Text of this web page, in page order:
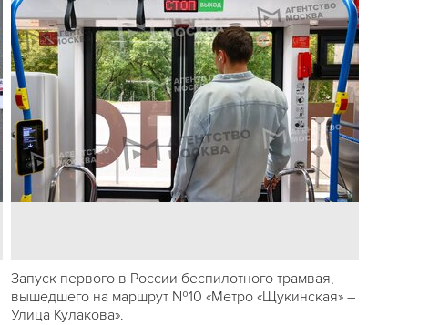
Запуск первого в России беспилотного трамвая,
вышедшего на маршрут №10 «Метро «Щукинская» –
Улица Кулакова».